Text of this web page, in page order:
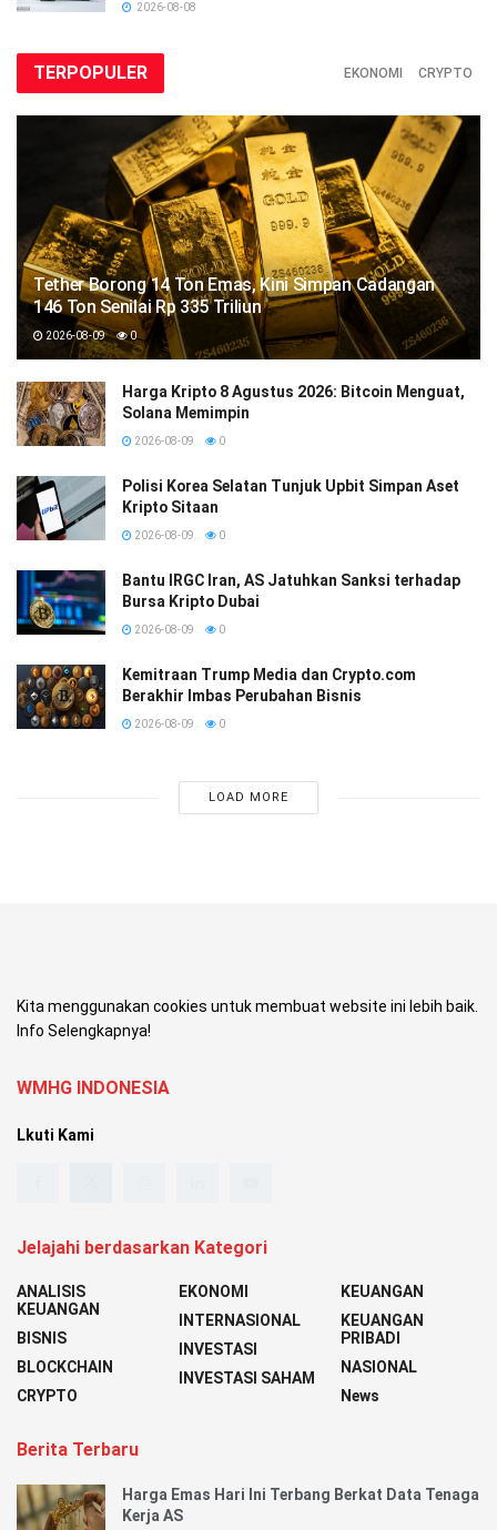
2026-08-08
TERPOPULER EKONOMI CRYPTO
Tether Borong 14 Ton Emas, Kini Simpan Cadangan
146 Ton Senilai Rp 335 Triliun
2026-08-09 0
Harga Kripto 8 Agustus 2026: Bitcoin Menguat,
Solana Memimpin
2026-08-09 0
Polisi Korea Selatan Tunjuk Upbit Simpan Aset
Kripto Sitaan
2026-08-09 0
Bantu IRGC Iran, AS Jatuhkan Sanksi terhadap
Bursa Kripto Dubai
2026-08-09 0
Kemitraan Trump Media dan Crypto.com
Berakhir Imbas Perubahan Bisnis
2026-08-09 0
LOAD MORE
Kita menggunakan cookies untuk membuat website ini lebih baik.
Info Selengkapnya!
WMHG INDONESIA
Lkuti Kami
Jelajahi berdasarkan Kategori
ANALISIS
KEUANGAN
BISNIS
BLOCKCHAIN
CRYPTO
EKONOMI
INTERNASIONAL
INVESTASI
INVESTASI SAHAM
KEUANGAN
KEUANGAN
PRIBADI
NASIONAL
News
Berita Terbaru
Harga Emas Hari Ini Terbang Berkat Data Tenaga
Kerja AS